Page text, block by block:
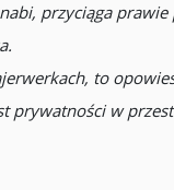
przyciąga prawie
to
prywatności w